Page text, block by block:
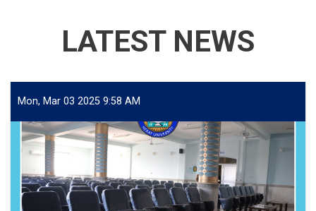
LATEST NEWS
Mon, Mar 03 2025 9:58 AM